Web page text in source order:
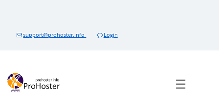
support@prohoster.info Login
☰